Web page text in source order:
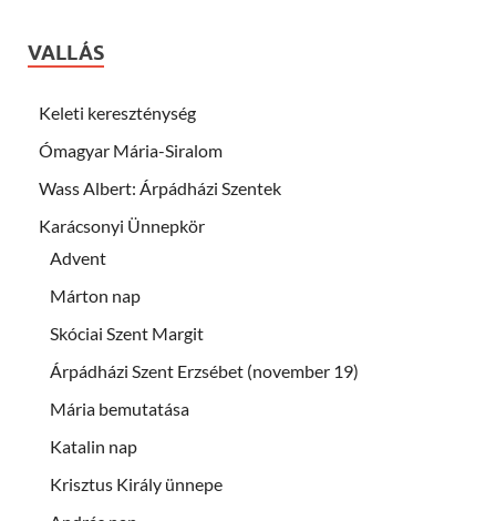
VALLÁS
Keleti kereszténység
Ómagyar Mária-Siralom
Wass Albert: Árpádházi Szentek
Karácsonyi Ünnepkör
Advent
Márton nap
Skóciai Szent Margit
Árpádházi Szent Erzsébet (november 19)
Mária bemutatása
Katalin nap
Krisztus Király ünnepe